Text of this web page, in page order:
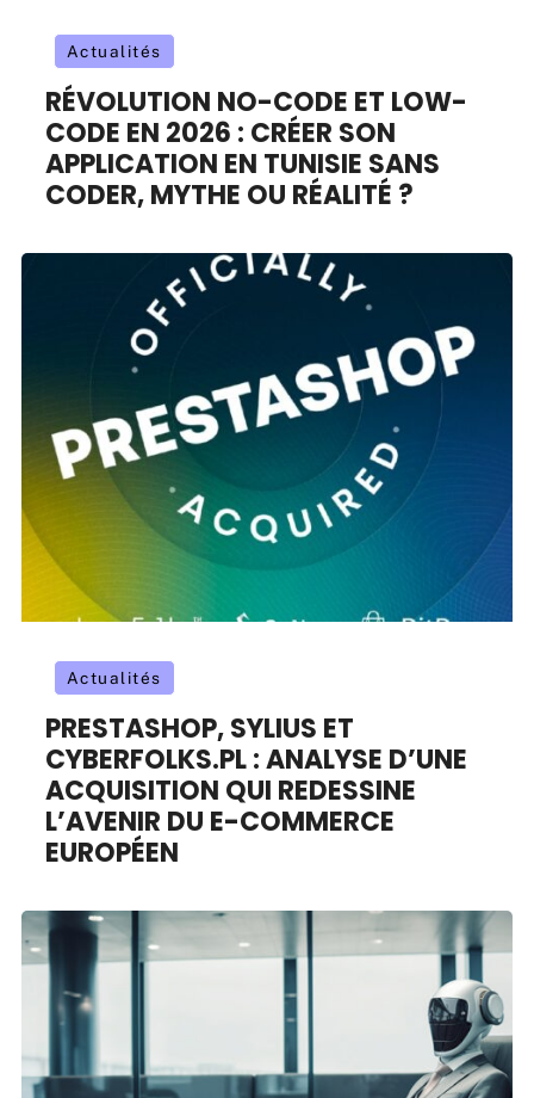
Actualités
RÉVOLUTION NO-CODE ET LOW-
CODE EN 2026 : CRÉER SON
APPLICATION EN TUNISIE SANS
CODER, MYTHE OU RÉALITÉ ?
Actualités
PRESTASHOP, SYLIUS ET
CYBERFOLKS.PL : ANALYSE D’UNE
ACQUISITION QUI REDESSINE
L’AVENIR DU E-COMMERCE
EUROPÉEN